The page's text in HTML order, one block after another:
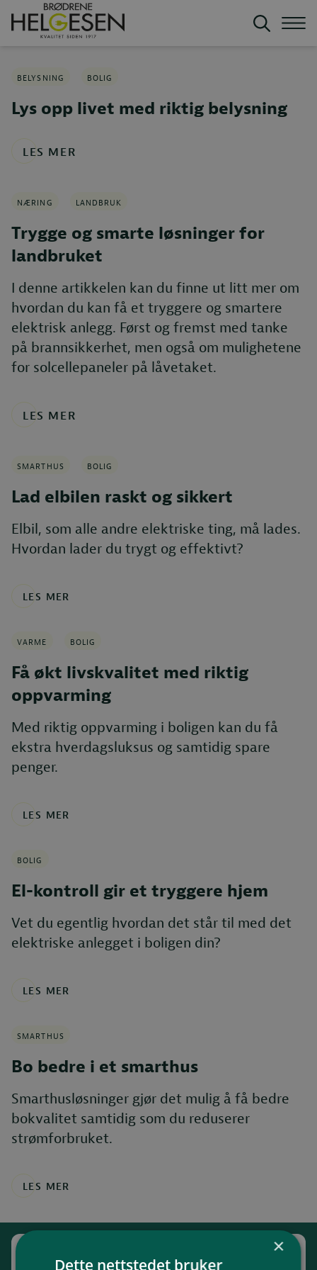
BELYSNING BOLIG
Lys opp livet med riktig belysning
LES MER
NÆRING LANDBRUK
Trygge og smarte løsninger for
landbruket
I denne artikkelen kan du finne ut litt mer om
hvordan du kan få et tryggere og smartere
elektrisk anlegg. Først og fremst med tanke
på brannsikkerhet, men også om mulighetene
for solcellepaneler på låvetaket.
LES MER
SMARTHUS BOLIG
Lad elbilen raskt og sikkert
Elbil, som alle andre elektriske ting, må lades.
Hvordan lader du trygt og effektivt?
LES MER
VARME BOLIG
Få økt livskvalitet med riktig
oppvarming
Med riktig oppvarming i boligen kan du få
ekstra hverdagsluksus og samtidig spare
penger.
LES MER
BOLIG
El-kontroll gir et tryggere hjem
Vet du egentlig hvordan det står til med det
elektriske anlegget i boligen din?
LES MER
SMARTHUS
Bo bedre i et smarthus
Smarthusløsninger gjør det mulig å få bedre
bokvalitet samtidig som du reduserer
strømforbruket.
LES MER
Brødrene Helgesen Eftf AS
×
Dette nettstedet bruker